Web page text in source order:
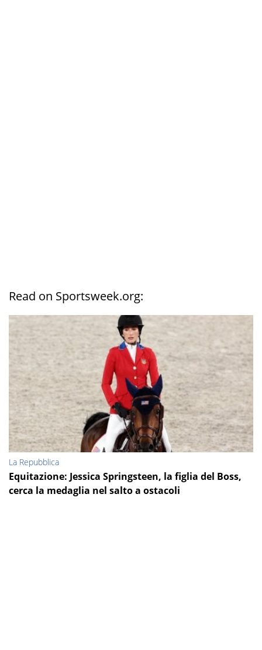
Read on Sportsweek.org:
La Repubblica
Equitazione: Jessica Springsteen, la figlia del Boss,
cerca la medaglia nel salto a ostacoli